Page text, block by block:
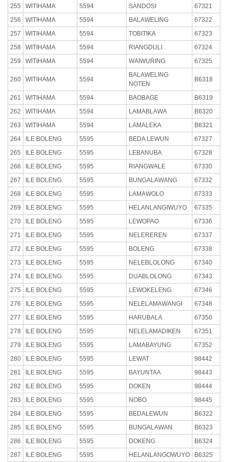
255 WITIHAMA 5594 SANDOSI
67321
256
WITIHAMA 5594 BALAWELING
67322
257
WITIHAMA 5594 TOBITIKA
67323
258
WITIHAMA 5594 RIANGDULI
67324
259
WITIHAMA 5594 WAIWURING 67325
260 WITIHAMA 5594
BALAWELING
NOTEN
B6318
261 WITIHAMA 5594 BAOBAGE
B6319
262
WITIHAMA 5594 LAMABLAWA
B6320
263
WITIHAMA 5594 LAMALEKA
B6321
264
ILE BOLENG 5595 BEDA LEWUN
67327
265
ILE BOLENG 5595 LEBANUBA
67328
266
ILE BOLENG 5595 RIANGWALE
67330
267
ILE BOLENG 5595 BUNGALAWANG
67332
268
ILE BOLENG 5595 LAMAWOLO
67333
269
ILE BOLENG 5595 HELANLANGIWUYO
67335
270
ILE BOLENG 5595 LEWOPAO
67336
271
ILE BOLENG 5595 NELEREREN
67337
272
ILE BOLENG 5595 BOLENG
67338
273
ILE BOLENG 5595 NELEBLOLONG
67340
274
ILE BOLENG 5595 DUABLOLONG
67343
275
ILE BOLENG 5595 LEWOKELENG
67346
276
ILE BOLENG 5595 NELELAMAWANGI
67348
277
ILE BOLENG 5595 HARUBALA
67350
278
ILE BOLENG 5595 NELELAMADIKEN
67351
279
ILE BOLENG 5595 LAMABAYUNG
67352
280
ILE BOLENG 5595 LEWAT
98442
281
ILE BOLENG 5595 BAYUNTAA
98443
282
ILE BOLENG 5595 DOKEN
98444
283
ILE BOLENG 5595 NOBO
98445
284
ILE BOLENG 5595 BEDALEWUN
B6322
285
ILE BOLENG 5595 BUNGALAWAN
B6323
286
ILE BOLENG 5595 DOKENG
B6324
287
ILE BOLENG 5595 HELANLANGOWUYO
B6325